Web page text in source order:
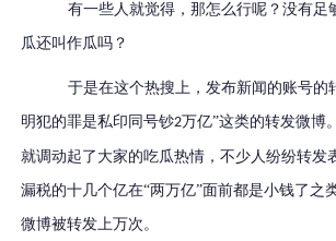
有一些人就觉得，那怎么行呢？没有足
瓜还叫作瓜吗？
于是在这个热搜上，发布新闻的账号的
明犯的罪是私印同号钞2万亿”这类的转发微博
就调动起了大家的吃瓜热情，不少人纷纷转发
漏税的十几个亿在“两万亿”面前都是小钱了之
微博被转发上万次。